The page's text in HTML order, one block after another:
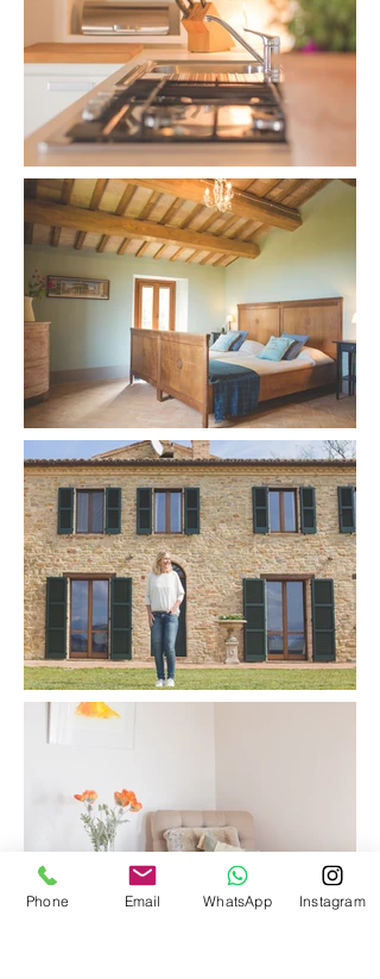
Phone Email WhatsApp Instagram